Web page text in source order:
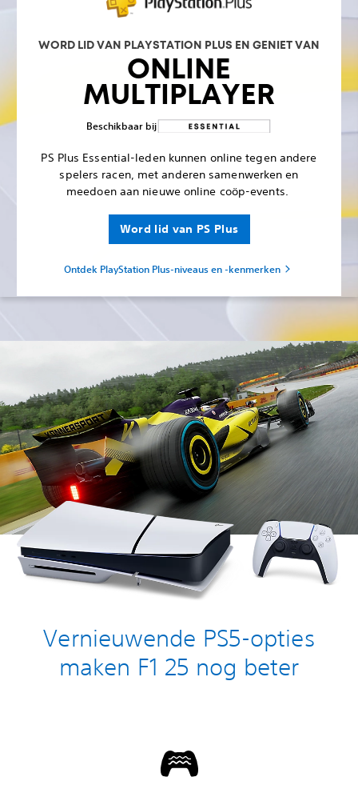
WORD LID VAN PLAYSTATION PLUS EN GENIET VAN
ONLINE
MULTIPLAYER
Beschikbaar bij
PS Plus Essential-leden kunnen online tegen andere
spelers racen, met anderen samenwerken en
meedoen aan nieuwe online coöp-events.‎
Word lid van PS Plus
Ontdek PlayStation Plus-niveaus en -kenmerken
Vernieuwende PS5-opties
maken F1 25 nog beter